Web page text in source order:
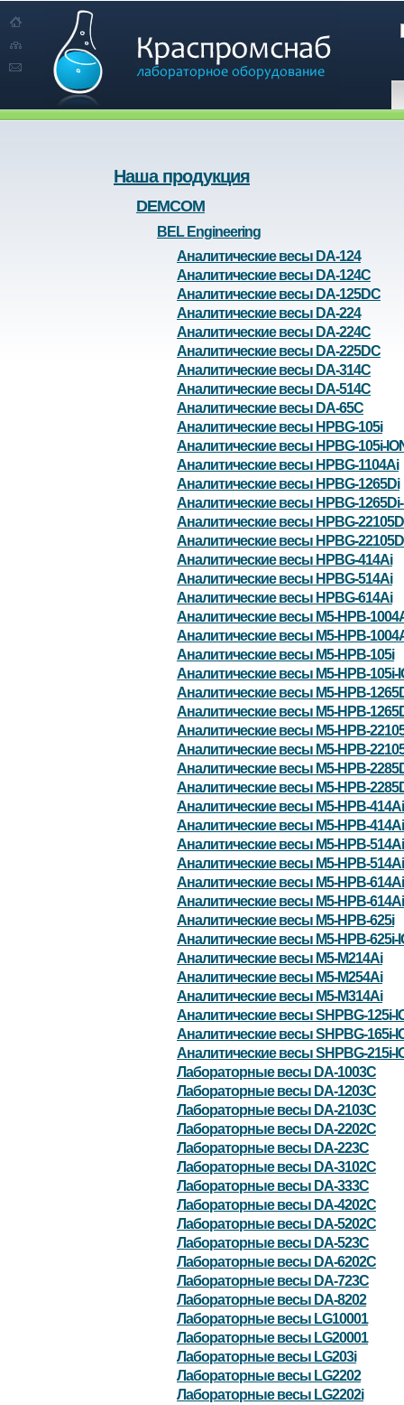
Наша продукция
DEMCOM
BEL Engineering
Аналитические весы DA-124
Аналитические весы DA-124C
Аналитические весы DA-125DC
Аналитические весы DA-224
Аналитические весы DA-224C
Аналитические весы DA-225DC
Аналитические весы DA-314C
Аналитические весы DA-514C
Аналитические весы DA-65C
Аналитические весы HPBG-105i
Аналитические весы HPBG-105i-
Аналитические весы HPBG-1104Ai
Аналитические весы HPBG-1265Di
Аналитические весы HPBG-
Аналитические весы HPBG-
Аналитические весы HPBG-
Аналитические весы HPBG-414Ai
Аналитические весы HPBG-514Ai
Аналитические весы HPBG-614Ai
Аналитические весы M5-HPB-
Аналитические весы M5-HPB-
Аналитические весы M5-HPB-105i
Аналитические весы M5-HPB-105i-
Аналитические весы M5-HPB-
Аналитические весы M5-HPB-
Аналитические весы M5-HPB-
Аналитические весы M5-HPB-
Аналитические весы M5-HPB-
Аналитические весы M5-HPB-
Аналитические весы M5-HPB-414Ai
Аналитические весы M5-HPB-
Аналитические весы M5-HPB-514Ai
Аналитические весы M5-HPB-
Аналитические весы M5-HPB-614Ai
Аналитические весы M5-HPB-
Аналитические весы M5-HPB-625i
Аналитические весы M5-HPB-625i-
Аналитические весы M5-M214Ai
Аналитические весы M5-M254Ai
Аналитические весы M5-M314Ai
Аналитические весы SHPBG-125i-
Аналитические весы SHPBG-165i-
Аналитические весы SHPBG-215i-
Лабораторные весы DA-1003C
Лабораторные весы DA-1203C
Лабораторные весы DA-2103C
Лабораторные весы DA-2202C
Лабораторные весы DA-223C
Лабораторные весы DA-3102C
Лабораторные весы DA-333C
Лабораторные весы DA-4202C
Лабораторные весы DA-5202C
Лабораторные весы DA-523C
Лабораторные весы DA-6202C
Лабораторные весы DA-723C
Лабораторные весы DA-8202
Лабораторные весы LG10001
Лабораторные весы LG20001
Лабораторные весы LG203i
Лабораторные весы LG2202
Лабораторные весы LG2202i